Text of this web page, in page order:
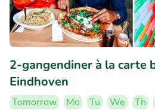
2-gangendiner à la carte
Eindhoven
Tomorrow Mo Tu We Th